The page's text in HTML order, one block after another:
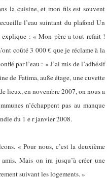
la cuisine, et mon fils est souvent
l’eau suintant du plafond Un
explique : « Mon père a tout refait !
coûté 3 000 € que je réclame à la
par l’eau : « J’ai mis de l’adhésif
de Fatima, au8e étage, une cuvette
lieux, en novembre 2007, on nous a
n’échappent pas au manque
du 1 e r janvier 2008.
« Pour nous, c’est la deuxième
Mais on ira jusqu’à créer une
suivant les logements. »